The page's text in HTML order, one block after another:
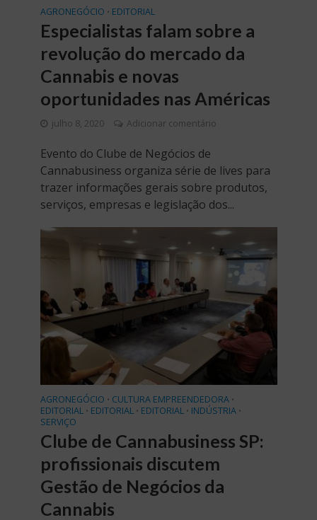
AGRONEGÓCIO • EDITORIAL
Especialistas falam sobre a
revolução do mercado da
Cannabis e novas
oportunidades nas Américas
julho 8, 2020 Adicionar comentário
Evento do Clube de Negócios de
Cannabusiness organiza série de lives para
trazer informações gerais sobre produtos,
serviços, empresas e legislação dos...
AGRONEGÓCIO • CULTURA EMPREENDEDORA •
EDITORIAL • EDITORIAL • EDITORIAL • INDÚSTRIA •
SERVIÇO
Clube de Cannabusiness SP:
profissionais discutem
Gestão de Negócios da
Cannabis